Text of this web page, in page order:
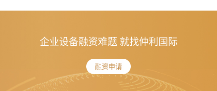
企业设备融资难题 就找仲利国际
融资申请